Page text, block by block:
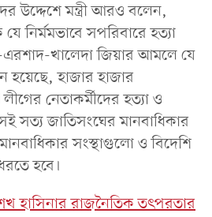
উদ্দেশে মন্ত্রী আরও বলেন,
নির্মমভাবে সপরিবারে হত্যা
খালেদা জিয়ার আমলে যে
হয়েছে, হাজার হাজার
নেতাকর্মীদের হত্যা ও
সত্য জাতিসংঘের মানবাধিকার
সংস্থাগুলো ও বিদেশি
হবে।
হাসিনার রাজনৈতিক তৎপরতার